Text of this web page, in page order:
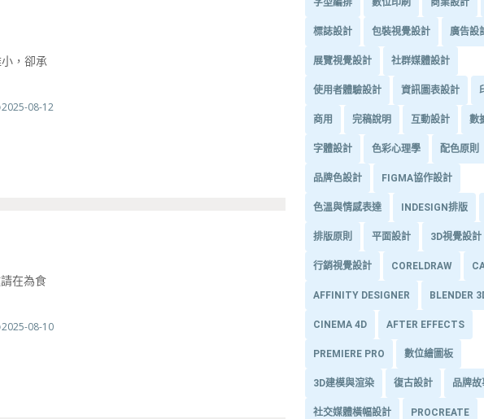
，卻承
2025-08-12
在為食
2025-08-10
字型編排 數位印刷 商業設計
標誌設計 包裝視覺設計 廣告設
展覽視覺設計 社群媒體設計
使用者體驗設計 資訊圖表設計
商用 完稿說明 互動設計 數
字體設計 色彩心理學 配色原則
品牌色設計 FIGMA協作設計
色溫與情感表達 INDESIGN排版
排版原則 平面設計 3D視覺設計
行銷視覺設計 CORELDRAW
AFFINITY DESIGNER BLENDER
CINEMA 4D AFTER EFFECTS
PREMIERE PRO 數位繪圖板
3D建模與渲染 復古設計 品牌
社交媒體橫幅設計 PROCREATE